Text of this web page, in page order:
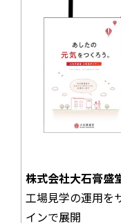
株式会社大石膏
工場見学の運用を
インで展開